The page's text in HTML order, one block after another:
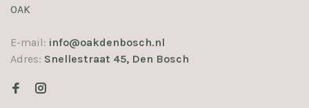
OAK
E-mail: info@oakdenbosch.nl
Adres: Snellestraat 45, Den Bosch